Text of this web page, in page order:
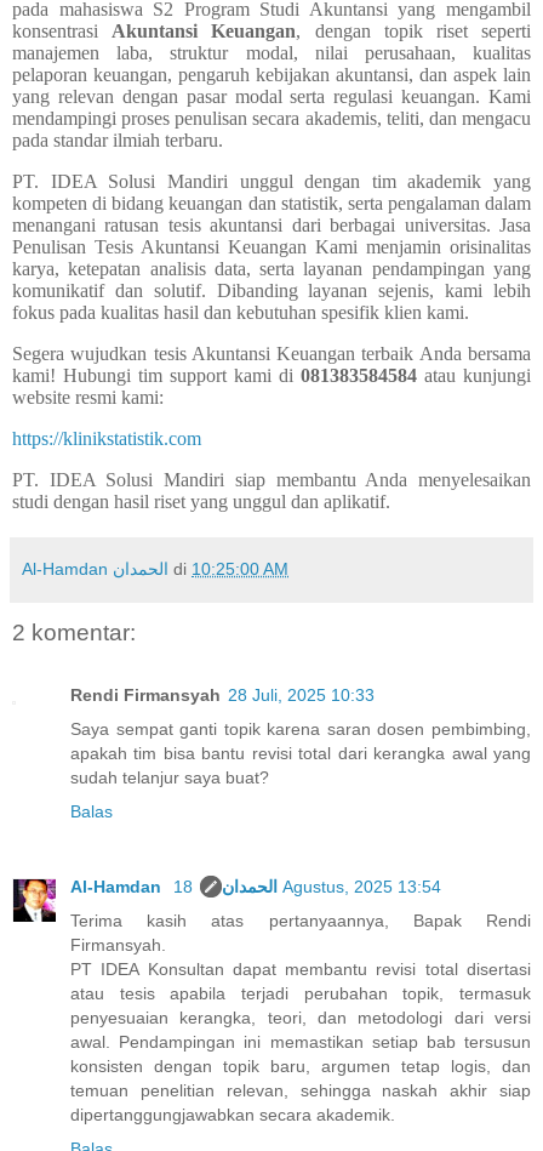
pada mahasiswa S2 Program Studi Akuntansi yang mengambil
konsentrasiAkuntansi Keuangan, dengan topik riset seperti
manajemen laba, struktur modal, nilai perusahaan, kualitas
pelaporan keuangan, pengaruh kebijakan akuntansi, dan aspek lain
yang relevan dengan pasar modal serta regulasi keuangan. Kami
mendampingi proses penulisan secara akademis, teliti, dan mengacu
pada standar ilmiah terbaru.
PT. IDEA Solusi Mandiri unggul dengan tim akademik yang
kompeten di bidang keuangan dan statistik, serta pengalaman dalam
menangani ratusan tesis akuntansi dari berbagai universitas. Jasa
Penulisan Tesis Akuntansi Keuangan Kami menjamin orisinalitas
karya, ketepatan analisis data, serta layanan pendampingan yang
komunikatif dan solutif. Dibanding layanan sejenis, kami lebih
fokus pada kualitas hasil dan kebutuhan spesifik klien kami.
Segera wujudkan tesis Akuntansi Keuangan terbaik Anda bersama
kami! Hubungi tim support kami di 081383584584 atau kunjungi
website resmi kami:
https://klinikstatistik.com
PT. IDEA Solusi Mandiri siap membantu Anda menyelesaikan
studi dengan hasil riset yang unggul dan aplikatif.
Al-Hamdan الحمدان di 10:25:00 AM
2 komentar:
Rendi Firmansyah 28 Juli, 2025 10:33
Saya sempat ganti topik karena saran dosen pembimbing,
apakah tim bisa bantu revisi total dari kerangka awal yang
sudah telanjur saya buat?
Balas
Al-Hamdan الحمدان 18 Agustus, 2025 13:54
Terima kasih atas pertanyaannya, Bapak Rendi
Firmansyah.
PT IDEA Konsultan dapat membantu revisi total disertasi
atau tesis apabila terjadi perubahan topik, termasuk
penyesuaian kerangka, teori, dan metodologi dari versi
awal. Pendampingan ini memastikan setiap bab tersusun
konsisten dengan topik baru, argumen tetap logis, dan
temuan penelitian relevan, sehingga naskah akhir siap
dipertanggungjawabkan secara akademik.